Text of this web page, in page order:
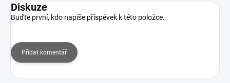
Diskuze
Buďte první, kdo napíše příspěvek k této položce.
Přidat komentář